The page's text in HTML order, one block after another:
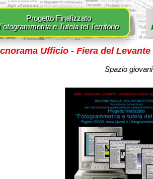
Progetto Finalizzato
e Tutela tel Territorio
Ufficio - Fiera del Levante
Spazio